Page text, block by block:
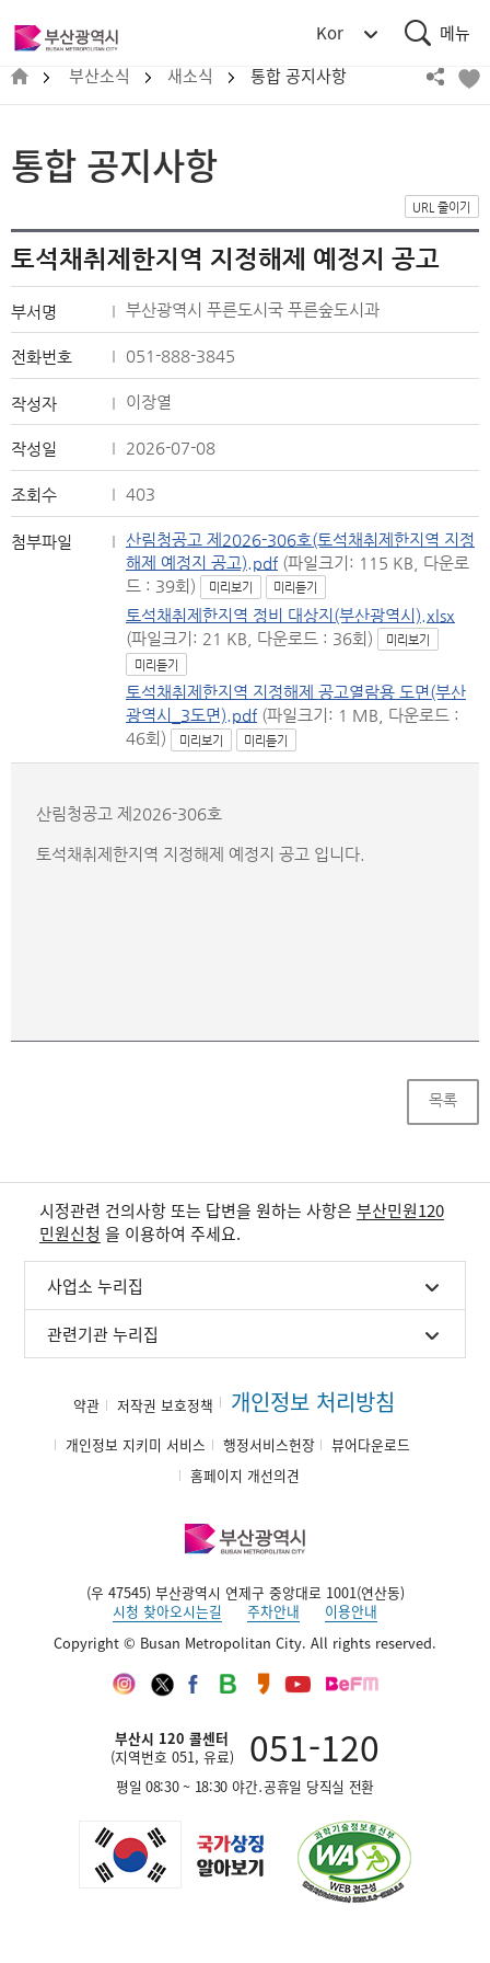
부
산
광
METROPOLITAN
CITY
Kor
합
뉴
부산소식 새소식 통합 공지사항
통합 공지사항
URL 줄이기
토석채취제한지역 지정해제 예정지 공고
부서명 부산광역시 푸른도시국 푸른숲도시과
전화번호 051-888-3845
작성자 이장열
작성일 2026-07-08
조회수 403
첨부파일
산림청공고 제2026-306호(토석채취제한지역 지정
해제 예정지 공고).pdf(파일크기: 115 KB, 다운로
드 : 39회)
미리보기 미리듣기
토석채취제한지역 정비 대상지(부산광역시).xlsx
(파일크기: 21 KB, 다운로드 : 36회)
미리보기
미리듣기
토석채취제한지역 지정해제 공고열람용 도면(부산
광역시_3도면).pdf(파일크기: 1 MB, 다운로드 :
46회)
미리보기 미리듣기
산림청공고 제2026-306호
토석채취제한지역 지정해제 예정지 공고 입니다.
목록
시정관련 건의사항 또는 답변을 원하는 사항은 부산민원120
민원신청 을 이용하여 주세요.
사업소 누리집
관련기관 누리집
약관 저작권 보호정책 개인정보 처리방침
개인정보 지키미 서비스 행정서비스헌장
뷰어다운로드
홈페이지 개선의견
(우 47545) 부산광역시 연제구 중앙대로 1001(연산동)
시청 찾아오시는길
주차안내
이용안내
Copyright © Busan Metropolitan City. All rights reserved.
인
스
그
램
트
위
페
이
북
네
이
블
로
그
카
카
토
리
유
튜
부
산
방
송
재
부산시 120 콜센터
(지역번호 051, 유료)
051-120
평일 08:30 ~ 18:30 야간․공휴일 당직실 전환